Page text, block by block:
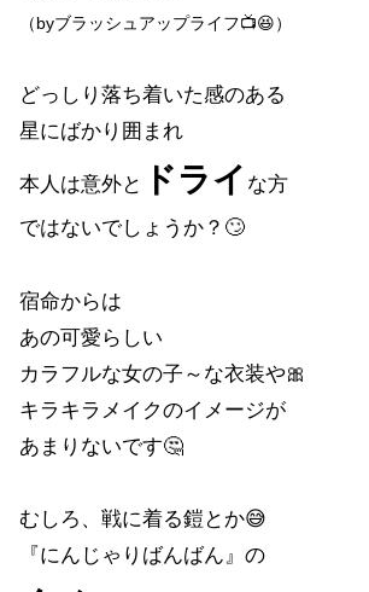
（byブラッシュアップライフ📺😆）
どっしり落ち着いた感のある
星にばかり囲まれ
本人は意外と ドライ な方
ではないでしょうか？🙄
宿命からは
あの可愛らしい
カラフルな女の子～な衣装や🎀
キラキラメイクのイメージが
あまりないです🤔
むしろ、戦に着る鎧とか😅
『にんじゃりばんばん』の